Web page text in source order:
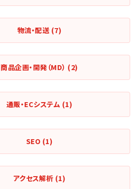
物流・配送 (7)
商品企画・開発（MD） (2)
通販・ECシステム (1)
SEO (1)
アクセス解析 (1)